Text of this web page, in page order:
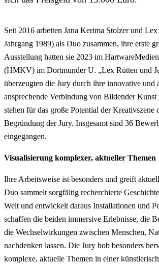
Seit 2016 arbeiten Jana Kerima Stolzer und
Jahrgang 1989) als Duo zusammen, ihre erste
Ausstellung hatten sie 2023 im
(HMKV) im Dortmunder U. „Lex Rütten und
überzeugten die Jury durch ihre innovative und
ansprechende Verbindung von Bildender
stehen für das große Potential der Kreativszene
Begründung der Jury. Insgesamt sind 36
eingegangen.
Visualisierung komplexer, aktueller Themen
Ihre Arbeitsweise ist besonders und greift
Duo sammelt sorgfältig recherchierte
Welt und entwickelt daraus Installationen und
schaffen die beiden immersive Erlebnisse, die
die Wechselwirkungen zwischen Menschen,
nachdenken lassen. Die Jury hob besonders
komplexe, aktuelle Themen in einer